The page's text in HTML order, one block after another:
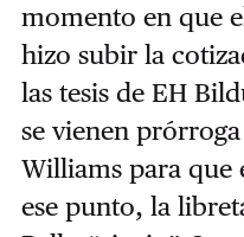
momento en que
hizo subir la
las tesis de EH
se vienen
Williams para que
ese punto, la